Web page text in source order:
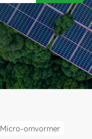
Micro-omvormer